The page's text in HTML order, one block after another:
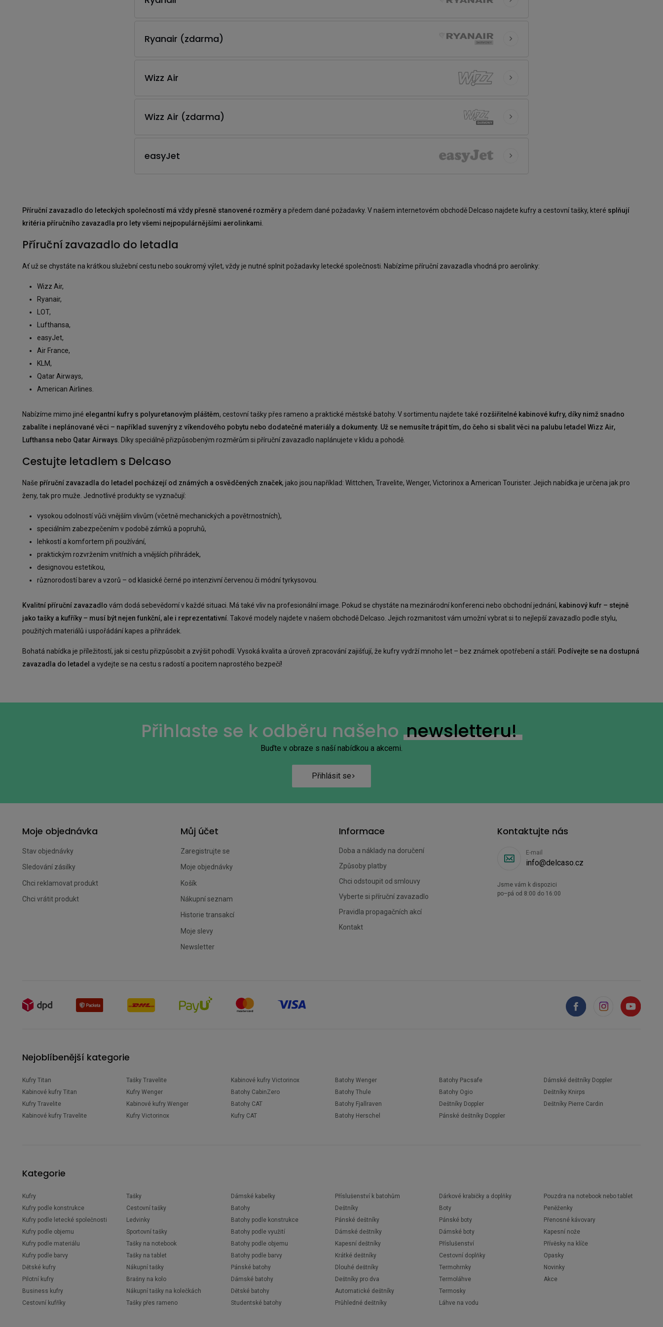
Ryanair (zdarma)
Wizz Air
Wizz Air (zdarma)
easyJet
Příruční zavazadlo do leteckých společností má vždy přesně stanovené rozměry a předem dané požadavky. V našem internetovém obchodě Delcaso najdete kufry a cestovní tašky, které splňují
kritéria příručního zavazadla pro lety všemi nejpopulárnějšími aerolinkami
Příruční zavazadlo do letadla
Ať už se chystáte na krátkou služební cestu nebo soukromý výlet, vždy je nutné splnit požadavky letecké společnosti. Nabízíme příruční zavazadla vhodná pro aerolinky:
Wizz Air,
Ryanair,
LOT,
Lufthansa,
easyJet,
Air France,
KLM,
Qatar Airways,
American Airlines.
Nabízíme mimo jiné elegantní kufry s polyuretanovým pláštěm, cestovní tašky přes rameno a praktické městské batohy. V sortimentu najdete také rozšiřitelné kabinové kufry, díky nimž snadno
zabalíte i neplánované věci – například suvenýry z víkendového pobytu nebo dodatečné materiály a dokumenty. Už se nemusíte trápit tím, do čeho si sbalit věci na palubu letadel Wizz Air,
Lufthansa nebo Qatar Airways . Díky speciálně přizpůsobeným rozměrům si příruční zavazadlo naplánujete v klidu a pohodě.
Cestujte letadlem s Delcaso
Naše příruční zavazadla do letadel pocházejí od známých a osvědčených značek, jako jsou například: Wittchen, Travelite, Wenger, Victorinox a American Tourister. Jejich nabídka je určena jak pro
ženy, tak pro muže. Jednotlivé produkty se vyznačují:
vysokou odolností vůči vnějším vlivům (včetně mechanických a povětrnostních),
speciálním zabezpečením v podobě zámků a popruhů,
lehkostí a komfortem při používání,
praktickým rozvržením vnitřních a vnějších přihrádek,
designovou estetikou,
různorodostí barev a vzorů – od klasické černé po intenzivní červenou či módní tyrkysovou.
Kvalitní příruční zavazadlo vám dodá sebevědomí v každé situaci. Má také vliv na profesionální image. Pokud se chystáte na mezinárodní konferenci nebo obchodní jednání, kabinový kufr – stejně
jako tašky a kufříky – musí být nejen funkční, ale i reprezentativní . Takové modely najdete v našem obchodě Delcaso. Jejich rozmanitost vám umožní vybrat si to nejlepší zavazadlo podle stylu,
použitých materiálů i uspořádání kapes a přihrádek.
Bohatá nabídka je příležitostí, jak si cestu přizpůsobit a zvýšit pohodlí. Vysoká kvalita a úroveň zpracování zajišťují, že kufry vydrží mnoho let – bez známek opotřebení a stáří. Podívejte se na dostupná
zavazadla do letadel a vydejte se na cestu s radostí a pocitem naprostého bezpečí!
Přihlaste se k odběru našeho newsletteru!
Buďte v obraze s naší nabídkou a akcemi.
Přihlásit se
Moje objednávka
Stav objednávky
Sledování zásilky
Chci reklamovat produkt
Chci vrátit produkt
Můj účet
Zaregistrujte se
Moje objednávky
Košík
Nákupní seznam
Historie transakcí
Moje slevy
Newsletter
Informace
Doba a náklady na doručení
Způsoby platby
Chci odstoupit od smlouvy
Vyberte si příruční zavazadlo
Pravidla propagačních akcí
Kontakt
Kontaktujte nás
E-mail
info@delcaso.cz
Jsme vám k dispozici
po–pá od 8:00 do 16:00
Nejoblíbenější kategorie
Kufry Titan
Kabinové kufry Titan
Kufry Travelite
Kabinové kufry Travelite
Tašky Travelite
Kufry Wenger
Kabinové kufry Wenger
Kufry Victorinox
Kabinové kufry Victorinox
Batohy CabinZero
Batohy CAT
Kufry CAT
Batohy Wenger
Batohy Thule
Batohy Fjallraven
Batohy Herschel
Batohy Pacsafe
Batohy Ogio
Deštníky Doppler
Pánské deštníky Doppler
Dámské deštníky Doppler
Deštníky Knirps
Deštníky Pierre Cardin
Kategorie
Kufry
Kufry podle konstrukce
Kufry podle letecké společnosti
Kufry podle objemu
Kufry podle materiálu
Kufry podle barvy
Dětské kufry
Pilotní kufry
Business kufry
Cestovní kufříky
Tašky
Cestovní tašky
Ledvinky
Sportovní tašky
Tašky na notebook
Tašky na tablet
Nákupní tašky
Brašny na kolo
Nákupní tašky na kolečkách
Tašky přes rameno
Dámské kabelky
Batohy
Batohy podle konstrukce
Batohy podle využití
Batohy podle objemu
Batohy podle barvy
Pánské batohy
Dámské batohy
Dětské batohy
Studentské batohy
Příslušenství k batohům
Deštníky
Pánské deštníky
Dámské deštníky
Kapesní deštníky
Krátké deštníky
Dlouhé deštníky
Deštníky pro dva
Automatické deštníky
Průhledné deštníky
Dárkové krabičky a doplňky
Boty
Pánské boty
Dámské boty
Příslušenství
Cestovní doplňky
Termohrnky
Termoláhve
Termosky
Láhve na vodu
Pouzdra na notebook nebo tablet
Peněženky
Přenosné kávovary
Kapesní nože
Přívěsky na klíče
Opasky
Novinky
Akce